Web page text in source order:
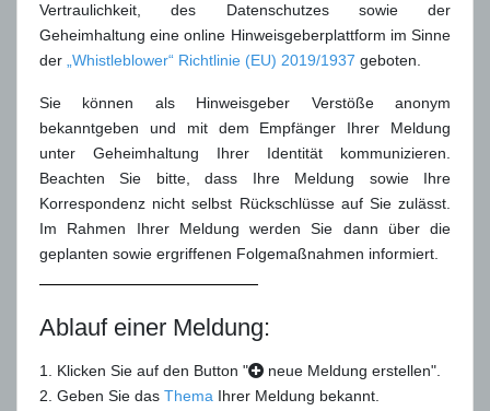
Vertraulichkeit, des Datenschutzes sowie der
Geheimhaltung eine online Hinweisgeberplattform im Sinne
der „Whistleblower“ Richtlinie (EU) 2019/1937 geboten.
Sie können als Hinweisgeber Verstöße anonym
bekanntgeben und mit dem Empfänger Ihrer Meldung
unter Geheimhaltung Ihrer Identität kommunizieren.
Beachten Sie bitte, dass Ihre Meldung sowie Ihre
Korrespondenz nicht selbst Rückschlüsse auf Sie zulässt.
Im Rahmen Ihrer Meldung werden Sie dann über die
geplanten sowie ergriffenen Folgemaßnahmen informiert.
Ablauf einer Meldung:
1. Klicken Sie auf den Button "
neue Meldung erstellen".
2. Geben Sie das Thema Ihrer Meldung bekannt.